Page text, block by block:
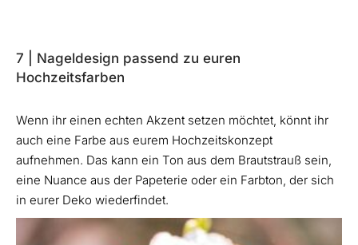
7 | Nageldesign passend zu euren
Hochzeitsfarben
Wenn ihr einen echten Akzent setzen möchtet, könnt ihr
auch eine Farbe aus eurem Hochzeitskonzept
aufnehmen. Das kann ein Ton aus dem Brautstrauß sein,
eine Nuance aus der Papeterie oder ein Farbton, der sich
in eurer Deko wiederfindet.